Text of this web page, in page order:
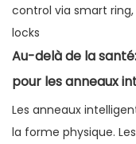
Au-delà de la
pour les anneaux
Les anneaux
la forme physique.